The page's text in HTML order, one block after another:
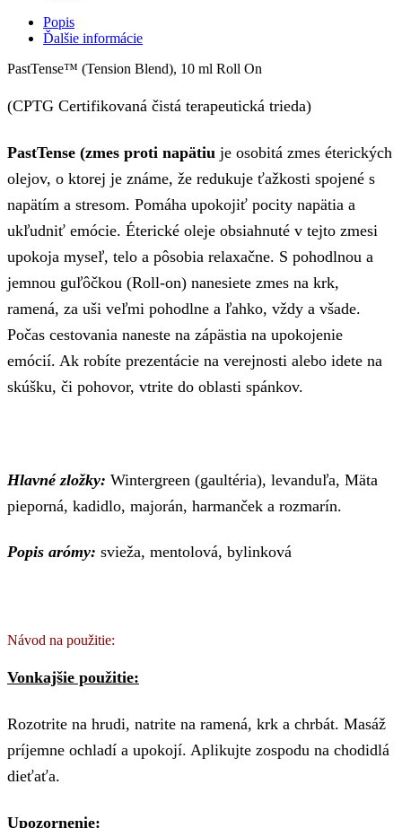
Popis
Ďalšie informácie
PastTense™ (Tension Blend), 10 ml Roll On
(CPTG Certifikovaná čistá terapeutická trieda)
PastTense (zmes proti napätiu je osobitá zmes éterických
olejov, o ktorej je známe, že redukuje ťažkosti spojené s
napätím a stresom. Pomáha upokojiť pocity napätia a
ukľudniť emócie. Éterické oleje obsiahnuté v tejto zmesi
upokoja myseľ, telo a pôsobia relaxačne. S pohodlnou a
jemnou guľôčkou (Roll-on) nanesiete zmes na krk,
ramená, za uši veľmi pohodlne a ľahko, vždy a všade.
Počas cestovania naneste na zápästia na upokojenie
emócií. Ak robíte prezentácie na verejnosti alebo idete na
skúšku, či pohovor, vtrite do oblasti spánkov.
Hlavné zložky: Wintergreen (gaultéria), levanduľa, Mäta
pieporná, kadidlo, majorán, harmanček a rozmarín.
Popis arómy: svieža, mentolová, bylinková
Návod na použitie:
Vonkajšie použitie:
Rozotrite na hrudi, natrite na ramená, krk a chrbát. Masáž
príjemne ochladí a upokojí. Aplikujte zospodu na chodidlá
dieťaťa.
Upozornenie: